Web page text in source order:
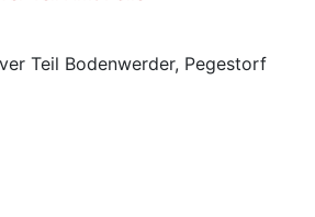
Teil Bodenwerder, Pegestorf